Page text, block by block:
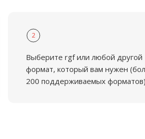
2
Выберите rgf или любой другой
формат, который вам нужен
200 поддерживаемых форматов)